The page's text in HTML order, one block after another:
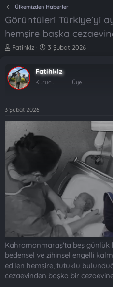
Ülkemizden Haberler
Görüntüleri Türkiye'yi
hemşire başka
K
b
u
y
b
a
t
a
n
Fatihklz
B
l
a
3 Şubat 2026
Fatihklz
Kurucu Üye
3 Şubat 2026
Kahramanmaraş'ta beş
bedensel ve zihinsel engelli
edilen hemşire, tutuklu
cezaevinden başka bir